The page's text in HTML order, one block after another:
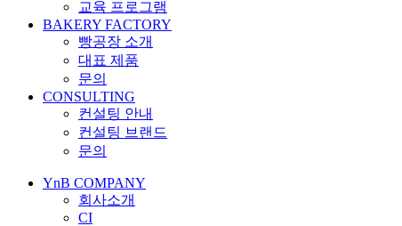
교육 프로그램
BAKERY FACTORY
빵공장 소개
대표 제품
문의
CONSULTING
컨설팅 안내
컨설팅 브랜드
문의
YnB COMPANY
회사소개
CI